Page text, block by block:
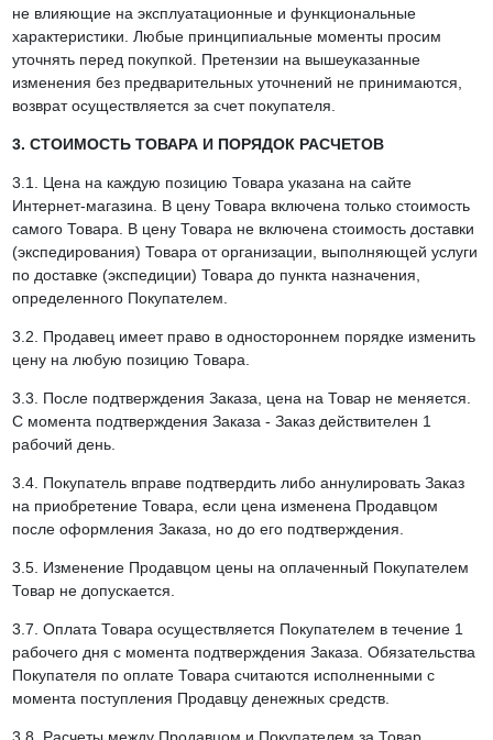
не влияющие на эксплуатационные и функциональные
характеристики. Любые принципиальные моменты просим
уточнять перед покупкой. Претензии на вышеуказанные
изменения без предварительных уточнений не принимаются,
возврат осуществляется за счет покупателя.
3. СТОИМОСТЬ ТОВАРА И ПОРЯДОК РАСЧЕТОВ
3.1. Цена на каждую позицию Товара указана на сайте
Интернет-магазина. В цену Товара включена только стоимость
самого Товара. В цену Товара не включена стоимость доставки
(экспедирования) Товара от организации, выполняющей услуги
по доставке (экспедиции) Товара до пункта назначения,
определенного Покупателем.
3.2. Продавец имеет право в одностороннем порядке изменить
цену на любую позицию Товара.
3.3. После подтверждения Заказа, цена на Товар не меняется.
С момента подтверждения Заказа - Заказ действителен 1
рабочий день.
3.4. Покупатель вправе подтвердить либо аннулировать Заказ
на приобретение Товара, если цена изменена Продавцом
после оформления Заказа, но до его подтверждения.
3.5. Изменение Продавцом цены на оплаченный Покупателем
Товар не допускается.
3.7. Оплата Товара осуществляется Покупателем в течение 1
рабочего дня с момента подтверждения Заказа. Обязательства
Покупателя по оплате Товара считаются исполненными с
момента поступления Продавцу денежных средств.
3.8. Расчеты между Продавцом и Покупателем за Товар